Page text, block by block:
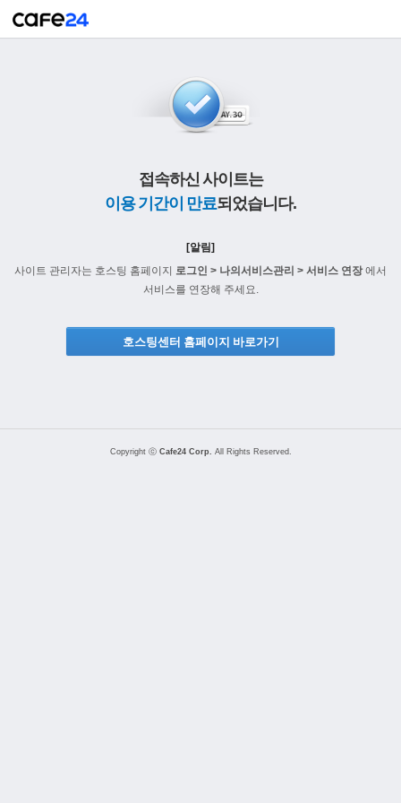
접속하신 사이트는
이용 기간이 만료되었습니다.
[알림]
사이트 관리자는 호스팅 홈페이지 로그인 > 나의서비스관리 > 서비스 연장에서
서비스를 연장해 주세요.
호스팅센터 홈페이지 바로가기
Copyright ⓒ Cafe24 Corp. All Rights Reserved.